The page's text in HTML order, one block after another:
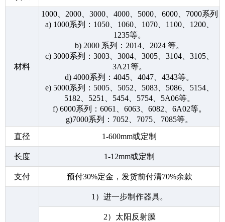
材料
1000、2000、3000、4000、5000、6000、7000系列
a) 1000系列：1050、1060、1070、1100、1200、
1235等。
b) 2000 系列：2014、2024 等。
c) 3000系列：3003、3004、3005、3104、3105、
3A21等。
d) 4000系列：4045、4047、4343等。
e) 5000系列：5005、5052、5083、5086、5154、
5182、5251、5454、5754、5A06等。
f) 6000系列：6061、6063、6082、6A02等。
g)7000系列：7052、7075、7085等。
直径
1-600mm或定制
长度 1-12mm或定制
支付 预付30%定金，发货前付清70%余款
1）进一步制作器具。
2）太阳反射膜